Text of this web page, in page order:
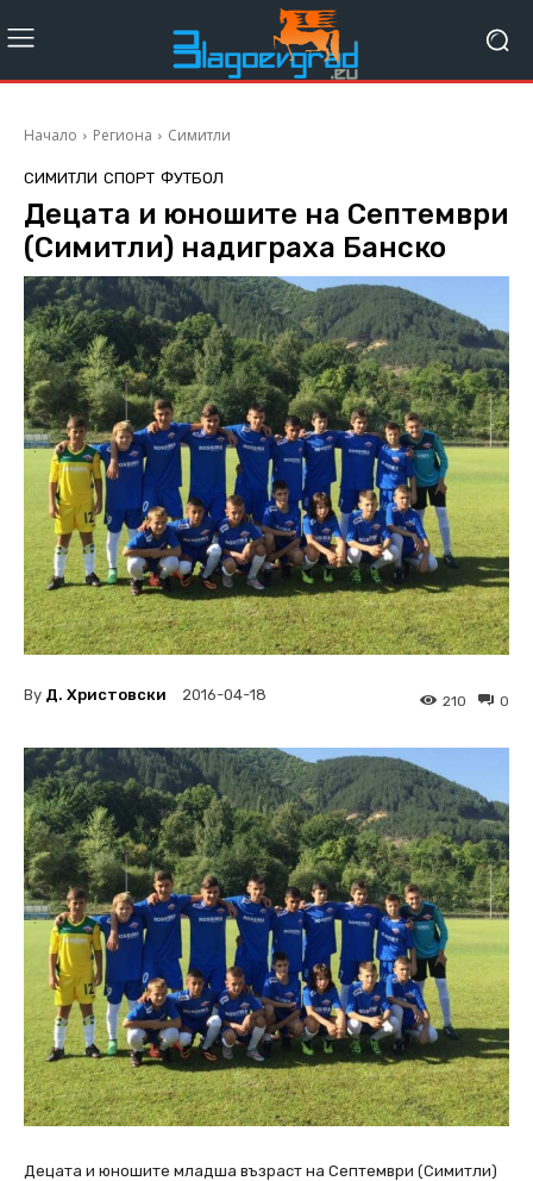
Начало Региона Симитли
СИМИТЛИ СПОРТ ФУТБОЛ
Децата и юношите на Септември
(Симитли) надиграха Банско
By Д. Христовски 2016-04-18 0
210
Децата и юношите младша възраст на Септември (Симитли)